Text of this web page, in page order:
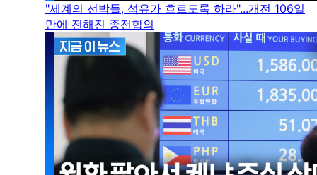
"세계의 선박들, 석유가 흐르도록 하라"...개전 106일
만에 전해진 종전합의